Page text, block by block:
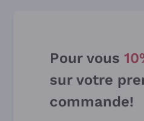
Pour vous
sur votre
commande!